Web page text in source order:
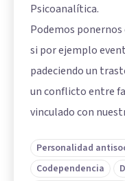
Psicoanalítica.
Podemos
si por ejemplo
padeciendo un
un conflicto entre
vinculado con
Personalidad
Codependencia